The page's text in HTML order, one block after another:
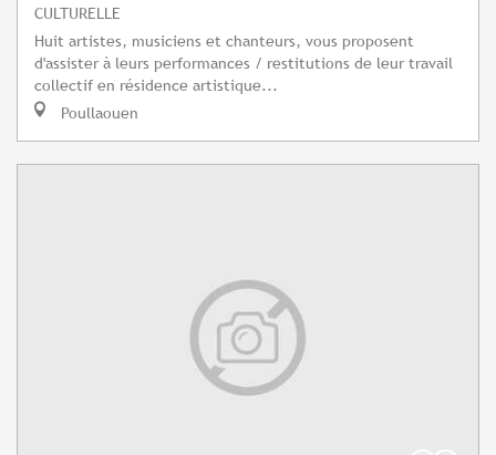
CULTURELLE
Huit artistes, musiciens et chanteurs, vous proposent
d'assister à leurs performances / restitutions de leur travail
collectif en résidence artistique...
Poullaouen